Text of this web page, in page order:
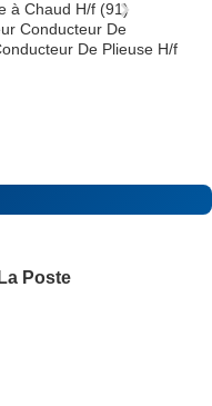
à Chaud H/f (91)
Conducteur De
De Plieuse H/f
Poste